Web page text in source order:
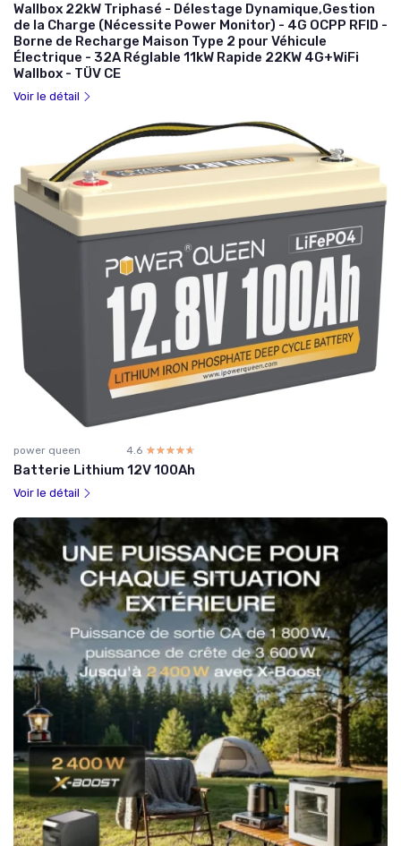
Wallbox 22kW Triphasé - Délestage Dynamique,Gestion
de la Charge (Nécessite Power Monitor) - 4G OCPP RFID -
Borne de Recharge Maison Type 2 pour Véhicule
Électrique - 32A Réglable 11kW Rapide 22KW 4G+WiFi
Wallbox - TÜV CE
Voir le détail
power queen 4.6 ☆☆☆☆☆
★★★★★
Batterie Lithium 12V 100Ah
Voir le détail